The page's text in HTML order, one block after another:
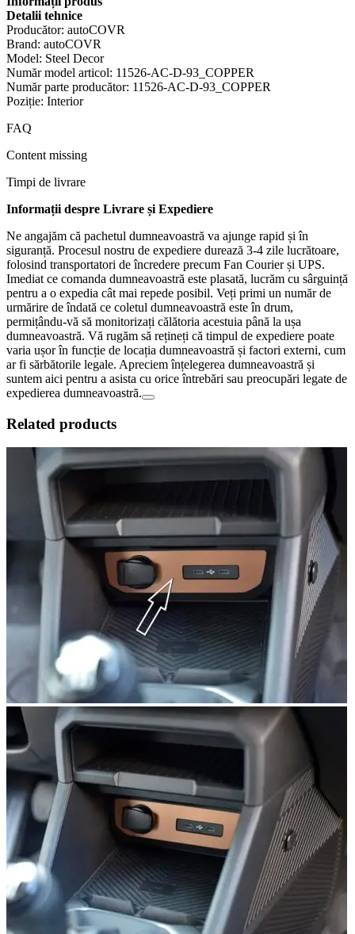
Detalii tehnice
Producător: ‎autoCOVR
Brand: ‎autoCOVR
Model: ‎Steel Decor
Număr model articol: ‎11526-AC-D-93_COPPER
Număr parte producător: ‎11526-AC-D-93_COPPER
Poziție: ‎Interior
FAQ
Content missing
Timpi de livrare
Informații despre Livrare și Expediere
Ne angajăm că pachetul dumneavoastră va ajunge rapid și în
siguranță. Procesul nostru de expediere durează 3-4 zile lucrătoare,
folosind transportatori de încredere precum Fan Courier și UPS.
Imediat ce comanda dumneavoastră este plasată, lucrăm cu sârguință
pentru a o expedia cât mai repede posibil. Veți primi un număr de
urmărire de îndată ce coletul dumneavoastră este în drum,
permițându-vă să monitorizați călătoria acestuia până la ușa
dumneavoastră. Vă rugăm să rețineți că timpul de expediere poate
varia ușor în funcție de locația dumneavoastră și factori externi, cum
ar fi sărbătorile legale. Apreciem înțelegerea dumneavoastră și
suntem aici pentru a asista cu orice întrebări sau preocupări legate de
expedierea dumneavoastră.
Related products